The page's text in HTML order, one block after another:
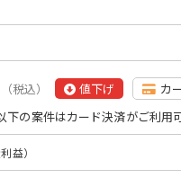
（税込） 値下げ
カ
下の案件はカード決済がご利用
益）